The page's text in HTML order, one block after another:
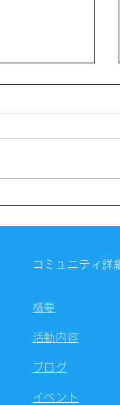
コミュニティ詳
概要
活動内容
ブログ
イベント